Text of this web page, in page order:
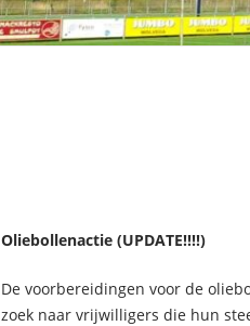
Oliebollenactie (UPDATE!!!!)
De voorbereidingen voor de
zoek naar vrijwilligers die hun